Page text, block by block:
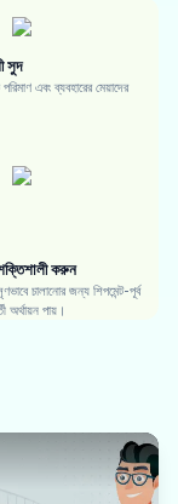
সুদ
এবং ব্যবহারের মেয়াদের
করুন
চালানোর জন্য শিপমেন্ট-পূর্ব
অর্থায়ন পায়।